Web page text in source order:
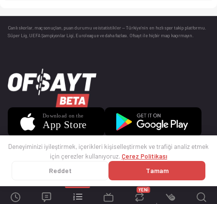
YENİ
Canlı skorlar , maç sonuçları, puan durumu ve istatistikler — Türkiye’nin en hızlı spor takip platformu.
Süper Lig, UEFA Şampiyonlar Ligi, Euroleague ve daha fazlası. Ofsayt ile hiçbir maçı kaçırmayın.
© 2025 Ofsayt
Deneyiminizi iyileştirmek, içerikleri kişiselleştirmek ve trafiği analiz etmek
için çerezler kullanıyoruz. Çerez Politikası
Reddet Tamam